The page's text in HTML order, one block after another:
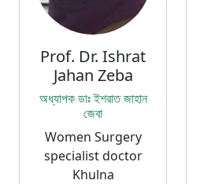
Prof. Dr. Ishrat
Jahan Zeba
অধ্যাপক ডাঃ ইশরাত জাহান
জেবা
Women Surgery
specialist doctor
Khulna